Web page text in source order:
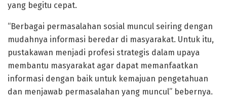
yang begitu cepat.
“Berbagai permasalahan sosial muncul seiring dengan
mudahnya informasi beredar di masyarakat. Untuk itu,
pustakawan menjadi profesi strategis dalam upaya
membantu masyarakat agar dapat memanfaatkan
informasi dengan baik untuk kemajuan pengetahuan
dan menjawab permasalahan yang muncul” bebernya.